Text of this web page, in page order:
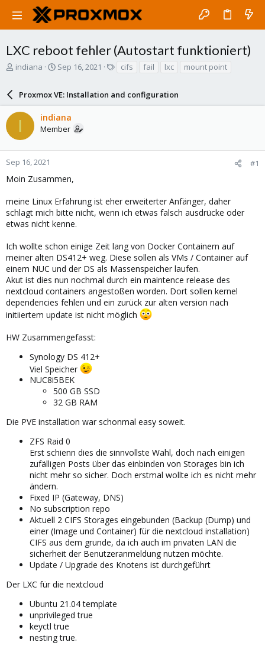
LXC reboot fehler (Autostart funktioniert)
T
a
d
t
a
r
e
indiana
S
r
t
d
a
e
Sep 16, 2021
s
cifs fail lxc mount point
Proxmox VE: Installation and configuration
I indiana
Member
Sep 16, 2021 #1
Moin Zusammen,
meine Linux Erfahrung ist eher erweiterter Anfänger, daher
schlagt mich bitte nicht, wenn ich etwas falsch ausdrücke oder
etwas nicht kenne.
Ich wollte schon einige Zeit lang von Docker Containern auf
meiner alten DS412+ weg. Diese sollen als VMs / Container auf
einem NUC und der DS als Massenspeicher laufen.
Akut ist dies nun nochmal durch ein maintence release des
nextcloud containers angestoßen worden. Dort sollen kernel
dependencies fehlen und ein zurück zur alten version nach
initiiertem update ist nicht möglich
HW Zusammengefasst:
Synology DS 412+
Viel Speicher
NUC8i5BEK
500 GB SSD
32 GB RAM
Die PVE installation war schonmal easy soweit.
ZFS Raid 0
Erst schienn dies die sinnvollste Wahl, doch nach einigen
zufälligen Posts über das einbinden von Storages bin ich
nicht mehr so sicher. Doch erstmal wollte ich es nicht mehr
ändern.
Fixed IP (Gateway, DNS)
No subscription repo
Aktuell 2 CIFS Storages eingebunden (Backup (Dump) und
einer (Image und Container) für die nextcloud installation)
CIFS aus dem grunde, da ich auch im privaten LAN die
sicherheit der Benutzeranmeldung nutzen möchte.
Update / Upgrade des Knotens ist durchgeführt
Der LXC für die nextcloud
Ubuntu 21.04 template
unprivileged true
keyctl true
nesting true.